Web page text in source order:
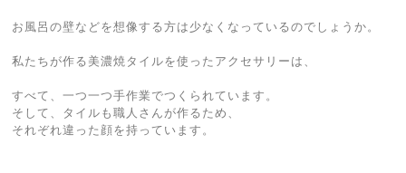
お風呂の壁などを想像する方は少なくなっているのでしょうか。
私たちが作る美濃焼タイルを使ったアクセサリーは、
すべて、一つ一つ手作業でつくられています。
そして、タイルも職人さんが作るため、
それぞれ違った顔を持っています。